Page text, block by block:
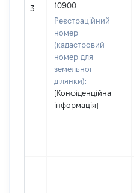
3
10900
Реєстраційний
номер
(кадастровий
номер для
земельної
ділянки):
[Конфіденційна
інформація]